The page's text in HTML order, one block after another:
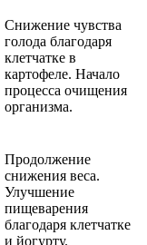
Снижение чувства
голода благодаря
клетчатке в
картофеле. Начало
процесса очищения
организма.
Продолжение
снижения веса.
Улучшение
пищеварения
благодаря клетчатке
и йогурту.